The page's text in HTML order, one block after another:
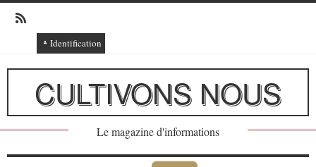
Identification
Connexion
Connexion via Facebook
Inscription
Ajout texte ou poème
CULTIVONS NOUS
Le magazine d'informations